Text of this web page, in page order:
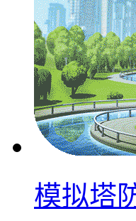
模拟塔